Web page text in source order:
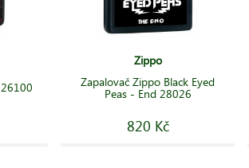
Zippo
Zapalovač Zippo Black Eyed
Peas - End 28026
820 Kč